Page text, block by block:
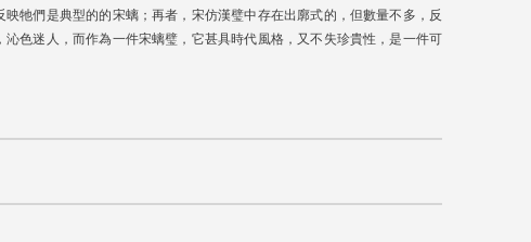
牠們是典型的的宋螭；再者，宋仿漢璧中存在出廓式的，但數量不多，反
色迷人，而作為一件宋螭璧，它甚具時代風格，又不失珍貴性，是一件可